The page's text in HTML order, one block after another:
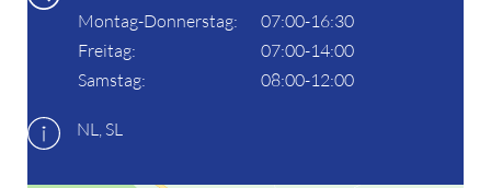
Montag-Donnerstag:
07:00-16:30
Freitag:
07:00-14:00
Samstag:
08:00-12:00
NL, SL